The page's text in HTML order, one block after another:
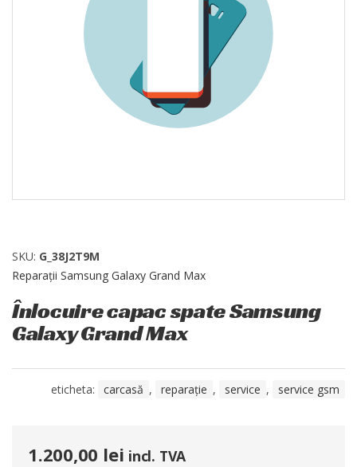
SKU: G_38J2T9M
Reparații Samsung Galaxy Grand Max
Înlocuire capac spate Samsung
Galaxy Grand Max
eticheta: carcasă , reparație , service , service gsm
1.200,00 lei incl. TVA